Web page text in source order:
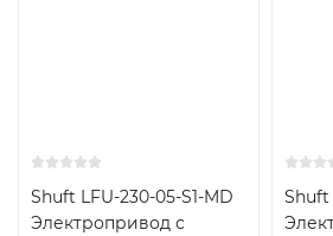
Модели
Shuft LFU-230-05-S1-MD
Электропривод с
Shuft